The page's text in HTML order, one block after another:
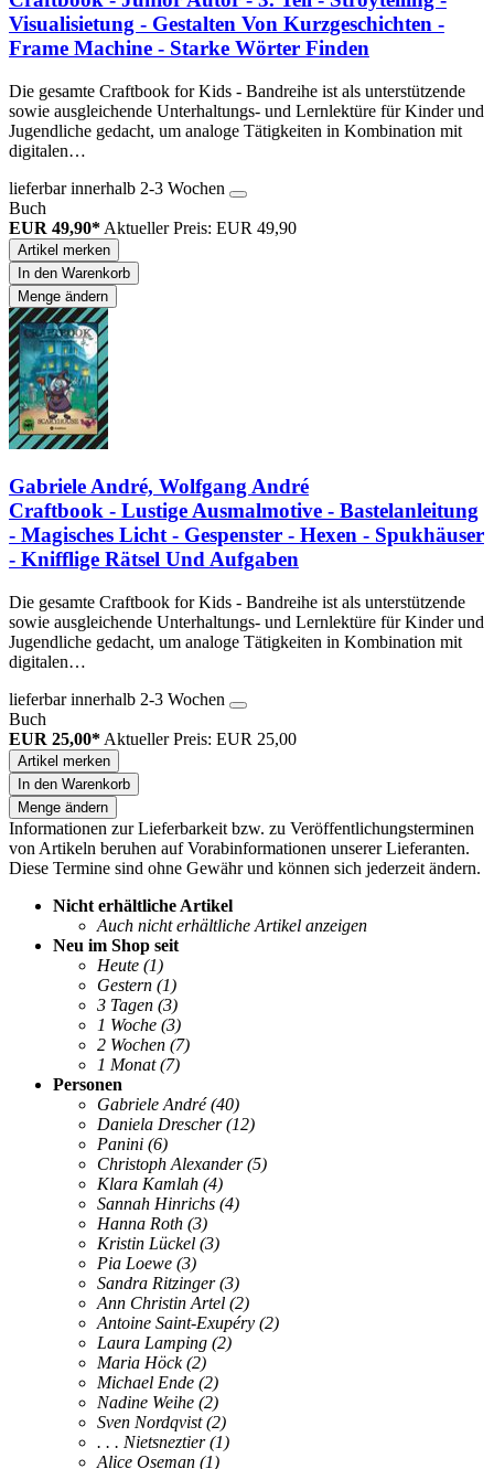
Visualisietung - Gestalten Von Kurzgeschichten -
Frame Machine - Starke Wörter Finden
Die gesamte Craftbook for Kids - Bandreihe ist als unterstützende
sowie ausgleichende Unterhaltungs- und Lernlektüre für Kinder und
Jugendliche gedacht, um analoge Tätigkeiten in Kombination mit
digitalen…
lieferbar innerhalb 2-3 Wochen
Buch
EUR 49,90* Aktueller Preis: EUR 49,90
Artikel merken
In den Warenkorb
Menge ändern
Gabriele André, Wolfgang André
Craftbook - Lustige Ausmalmotive - Bastelanleitung
- Magisches Licht - Gespenster - Hexen - Spukhäuser
- Knifflige Rätsel Und Aufgaben
Die gesamte Craftbook for Kids - Bandreihe ist als unterstützende
sowie ausgleichende Unterhaltungs- und Lernlektüre für Kinder und
Jugendliche gedacht, um analoge Tätigkeiten in Kombination mit
digitalen…
lieferbar innerhalb 2-3 Wochen
Buch
EUR 25,00* Aktueller Preis: EUR 25,00
Artikel merken
In den Warenkorb
Menge ändern
Informationen zur Lieferbarkeit bzw. zu Veröffentlichungsterminen
von Artikeln beruhen auf Vorabinformationen unserer Lieferanten.
Diese Termine sind ohne Gewähr und können sich jederzeit ändern.
Nicht erhältliche Artikel
Auch nicht erhältliche Artikel anzeigen
Neu im Shop seit
Heute (1)
Gestern (1)
3 Tagen (3)
1 Woche (3)
2 Wochen (7)
1 Monat (7)
Personen
Gabriele André (40)
Daniela Drescher (12)
Panini (6)
Christoph Alexander (5)
Klara Kamlah (4)
Sannah Hinrichs (4)
Hanna Roth (3)
Kristin Lückel (3)
Pia Loewe (3)
Sandra Ritzinger (3)
Ann Christin Artel (2)
Antoine Saint-Exupéry (2)
Laura Lamping (2)
Maria Höck (2)
Michael Ende (2)
Nadine Weihe (2)
Sven Nordqvist (2)
. . . Nietsneztier (1)
Alice Oseman (1)